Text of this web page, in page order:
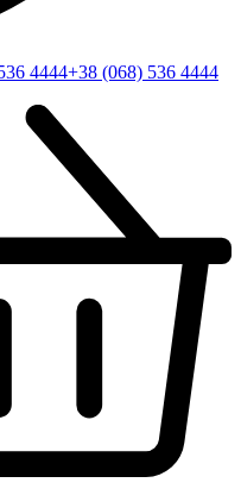
4444+38 (068) 536 4444